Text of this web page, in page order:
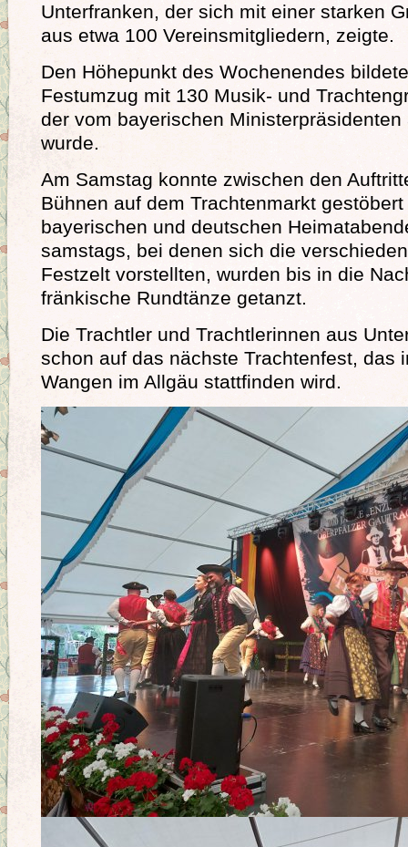
Unterfranken, der sich mit einer starken
aus etwa 100 Vereinsmitgliedern, zeigte.
Den Höhepunkt des Wochenendes
Festumzug mit 130 Musik- und
der vom bayerischen Ministerpräsidenten
wurde.
Am Samstag konnte zwischen den
Bühnen auf dem Trachtenmarkt
bayerischen und deutschen
samstags, bei denen sich die
Festzelt vorstellten, wurden bis in die
fränkische Rundtänze getanzt.
Die Trachtler und Trachtlerinnen aus
schon auf das nächste Trachtenfest, das
Wangen im Allgäu stattfinden wird.